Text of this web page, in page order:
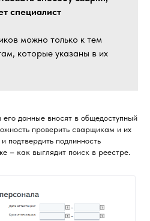
специалист
можно только к тем
которые указаны в их
данные вносят в общедоступный
проверить сварщикам и их
подтвердить подлинность
– как выглядит поиск в реестре.